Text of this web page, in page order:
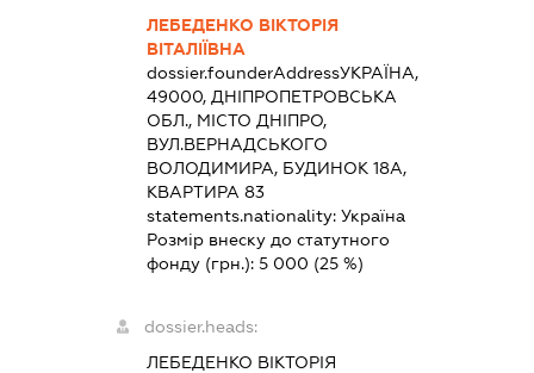
ЛЕБЕДЕНКО ВІКТОРІЯ
ВІТАЛІЇВНА
dossier.founderAddressУКРАЇНА,
49000, ДНІПРОПЕТРОВСЬКА
ОБЛ., МІСТО ДНІПРО,
ВУЛ.ВЕРНАДСЬКОГО
ВОЛОДИМИРА, БУДИНОК 18А,
КВАРТИРА 83
statements.nationality: Україна
Розмір внеску до статутного
фонду (грн.): 5 000 (25 %)
dossier.heads:
ЛЕБЕДЕНКО ВІКТОРІЯ